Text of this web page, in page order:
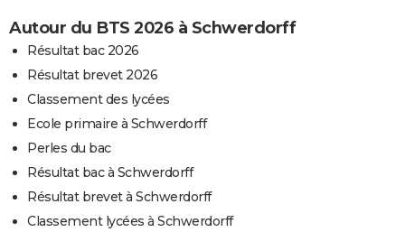
Autour du BTS 2026 à Schwerdorff
Résultat bac 2026
Résultat brevet 2026
Classement des lycées
Ecole primaire à Schwerdorff
Perles du bac
Résultat bac à Schwerdorff
Résultat brevet à Schwerdorff
Classement lycées à Schwerdorff